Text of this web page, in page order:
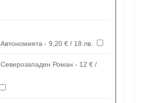
Автономията - 9,20 € / 18 лв.
Северозападен Роман - 12 € /